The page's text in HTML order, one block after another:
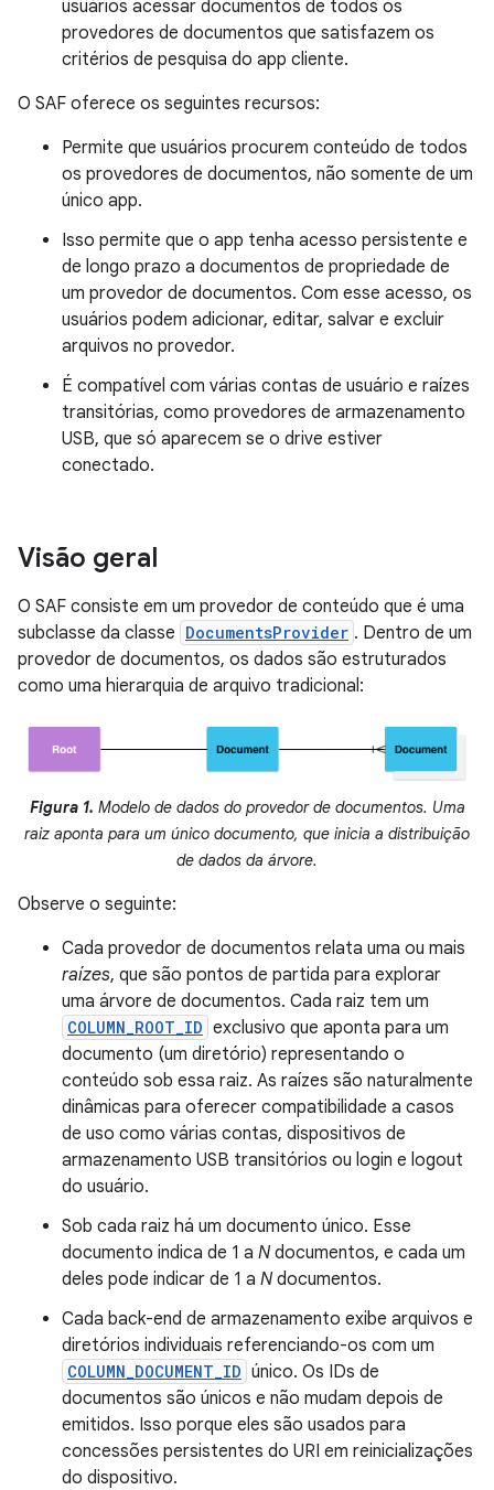
usuários acessar documentos de todos os
provedores de documentos que satisfazem os
critérios de pesquisa do app cliente.
O SAF oferece os seguintes recursos:
Permite que usuários procurem conteúdo de todos
os provedores de documentos, não somente de um
único app.
Isso permite que o app tenha acesso persistente e
de longo prazo a documentos de propriedade de
um provedor de documentos. Com esse acesso, os
usuários podem adicionar, editar, salvar e excluir
arquivos no provedor.
É compatível com várias contas de usuário e raízes
transitórias, como provedores de armazenamento
USB, que só aparecem se o drive estiver
conectado.
Visão geral
O SAF consiste em um provedor de conteúdo que é uma
subclasse da classe DocumentsProvider . Dentro de um
provedor de documentos, os dados são estruturados
como uma hierarquia de arquivo tradicional:
Figura 1. Modelo de dados do provedor de documentos. Uma
raiz aponta para um único documento, que inicia a distribuição
de dados da árvore.
Observe o seguinte:
Cada provedor de documentos relata uma ou mais
raízes, que são pontos de partida para explorar
uma árvore de documentos. Cada raiz tem um
COLUMN_ROOT_ID exclusivo que aponta para um
documento (um diretório) representando o
conteúdo sob essa raiz. As raízes são naturalmente
dinâmicas para oferecer compatibilidade a casos
de uso como várias contas, dispositivos de
armazenamento USB transitórios ou login e logout
do usuário.
Sob cada raiz há um documento único. Esse
documento indica de 1 a N documentos, e cada um
deles pode indicar de 1 a N documentos.
Cada back-end de armazenamento exibe arquivos e
diretórios individuais referenciando-os com um
COLUMN_DOCUMENT_ID único. Os IDs de
documentos são únicos e não mudam depois de
emitidos. Isso porque eles são usados para
concessões persistentes do URI em reinicializações
do dispositivo.